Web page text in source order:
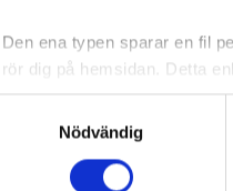
Den ena typen sparar en fil
rör dig på hemsidan. Detta
de flesta webbläsare har
någon koppling till personlig
Den andra typen av cookies
Nödvändig
I lager 570 fp